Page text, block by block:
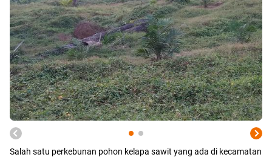
Salah satu perkebunan pohon kelapa sawit yang ada di kecamatan